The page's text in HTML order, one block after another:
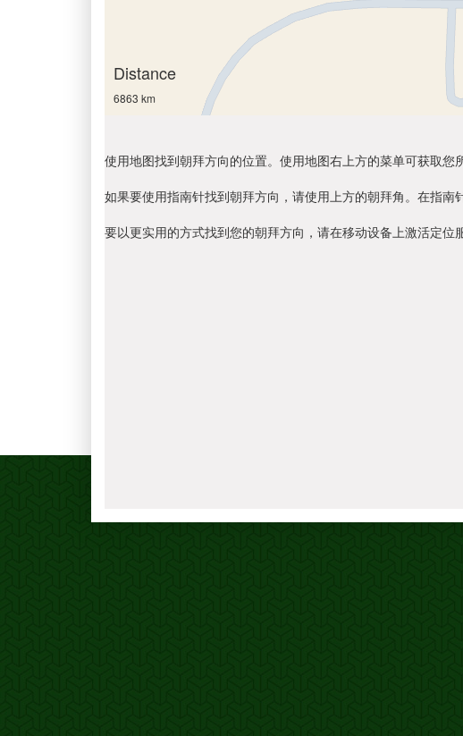
Distance
6863 km
使用地图找到朝拜方向的位置。使用地图右上方的菜单可获取您
如果要使用指南针找到朝拜方向，请使用上方的朝拜角。在指南
要以更实用的方式找到您的朝拜方向，请在移动设备上激活定位